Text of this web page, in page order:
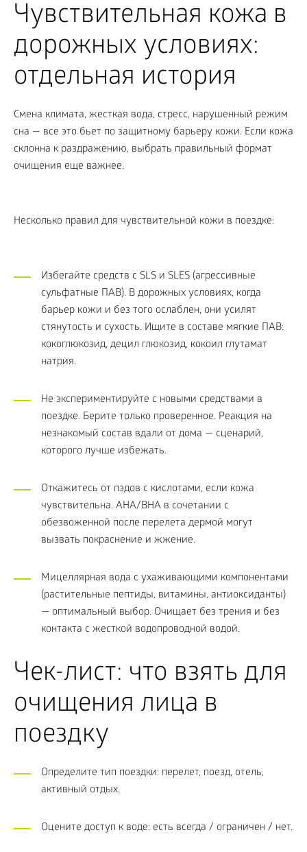
Чувствительная кожа в
дорожных условиях:
отдельная история
Смена климата, жесткая вода, стресс, нарушенный режим
сна — все это бьет по защитному барьеру кожи. Если кожа
склонна к раздражению, выбрать правильный формат
очищения еще важнее.
Несколько правил для чувствительной кожи в поездке:
Избегайте средств с SLS и SLES (агрессивные
сульфатные ПАВ). В дорожных условиях, когда
барьер кожи и без того ослаблен, они усилят
стянутость и сухость. Ищите в составе мягкие ПАВ:
кокоглюкозид, децил глюкозид, кокоил глутамат
натрия.
Не экспериментируйте с новыми средствами в
поездке. Берите только проверенное. Реакция на
незнакомый состав вдали от дома — сценарий,
которого лучше избежать.
Откажитесь от пэдов с кислотами, если кожа
чувствительна. AHA/BHA в сочетании с
обезвоженной после перелета дермой могут
вызвать покраснение и жжение.
Мицеллярная вода с ухаживающими компонентами
(растительные пептиды, витамины, антиоксиданты)
— оптимальный выбор. Очищает без трения и без
контакта с жесткой водопроводной водой.
Чек-лист: что взять для
очищения лица в
поездку
Определите тип поездки: перелет, поезд, отель,
активный отдых.
Оцените доступ к воде: есть всегда / ограничен / нет.